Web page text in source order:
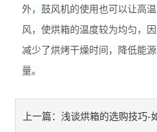
外，鼓风机的使用也可以让高
风，使烘箱的温度较为均匀，
减少了烘烤干燥时间，降低能
量。
上一篇：浅谈烘箱的选购技巧-